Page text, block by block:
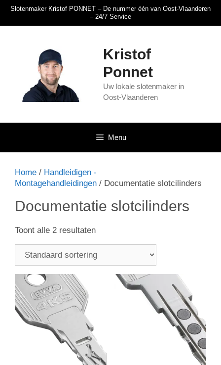
Slotenmaker Kristof PONNET – De nummer één van Oost-Vlaanderen
– 24/7 Service
Kristof
Ponnet
Uw lokale slotenmaker in
Oost-Vlaanderen
Menu
Home / Handleidigen -
Montagehandleidingen / Documentatie slotcilinders
Documentatie slotcilinders
Toont alle 2 resultaten